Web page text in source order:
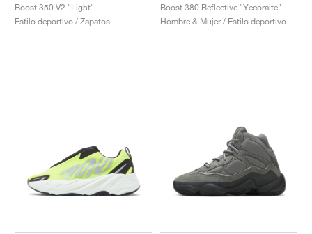
Boost 350 V2 "Light"
Estilo deportivo / Zapatos
Boost 380 Reflective "Yecoraite"